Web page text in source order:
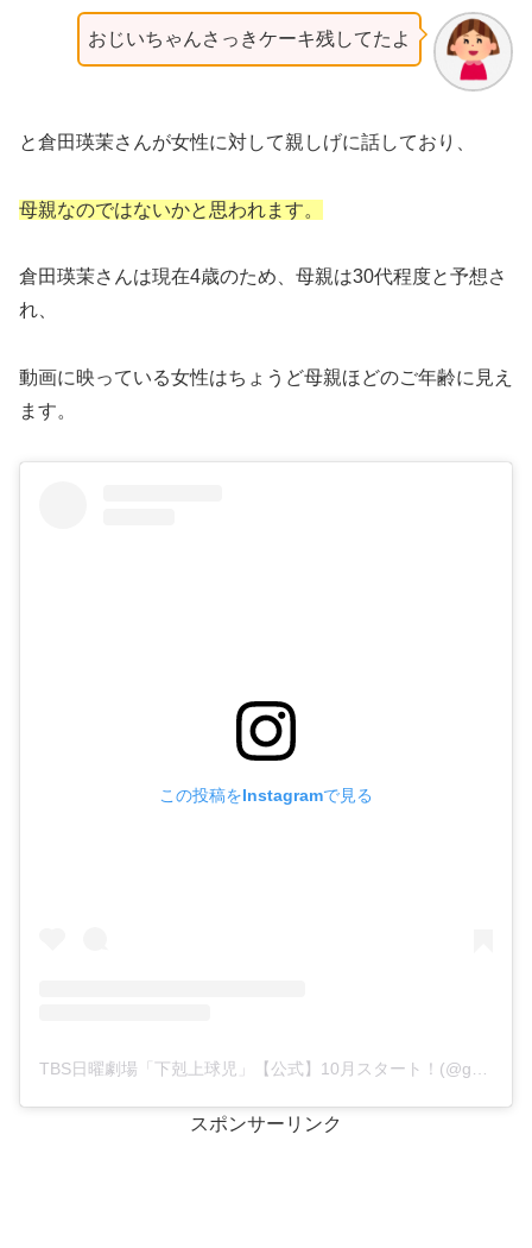
おじいちゃんさっきケーキ残してたよ
と倉田瑛茉さんが女性に対して親しげに話しており、
母親なのではないかと思われます。
倉田瑛茉さんは現在4歳のため、母親は30代程度と予想さ
れ、
動画に映っている女性はちょうど母親ほどのご年齢に見え
ます。
この投稿をInstagramで見る
スポンサーリンク